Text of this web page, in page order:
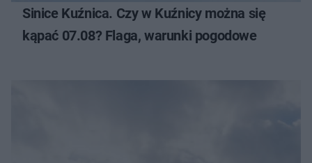
Sinice Kuźnica. Czy w Kuźnicy można się
kąpać 07.08? Flaga, warunki pogodowe